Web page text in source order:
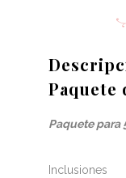
Paquete
Paquete para
Inclusiones